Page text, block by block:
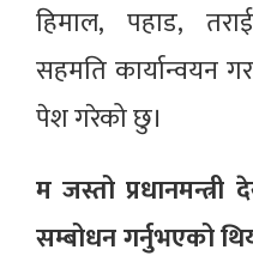
हिमाल, पहाड,
सहमति कार्यान्वयन
पेश गरेको छु।
म जस्तो
सम्बोधन गर्नुभएको